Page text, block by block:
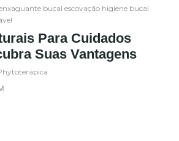
bucal escovação higiene bucal
Para Cuidados
Suas Vantagens